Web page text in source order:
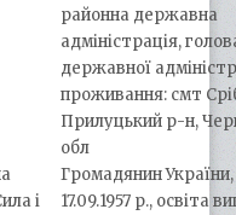
районна державна
адміністрація,
державної
проживання: смт
Прилуцький р-н,
обл
і
Громадянин
17.09.1957 р., освіта